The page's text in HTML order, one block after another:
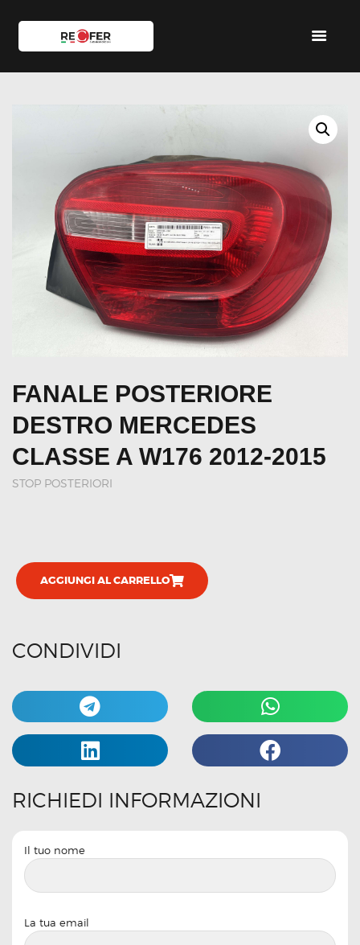
HOME
IL TEAM
ACCOUNT
FANALE POSTERIORE
DESTRO MERCEDES
CLASSE A W176 2012-2015
STOP POSTERIORI
AGGIUNGI AL CARRELLO
CONDIVIDI
RICHIEDI INFORMAZIONI
Il tuo nome
La tua email